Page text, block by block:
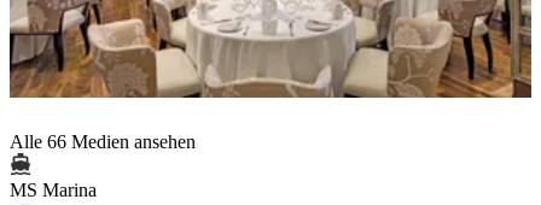
Alle 66 Medien ansehen
MS Marina